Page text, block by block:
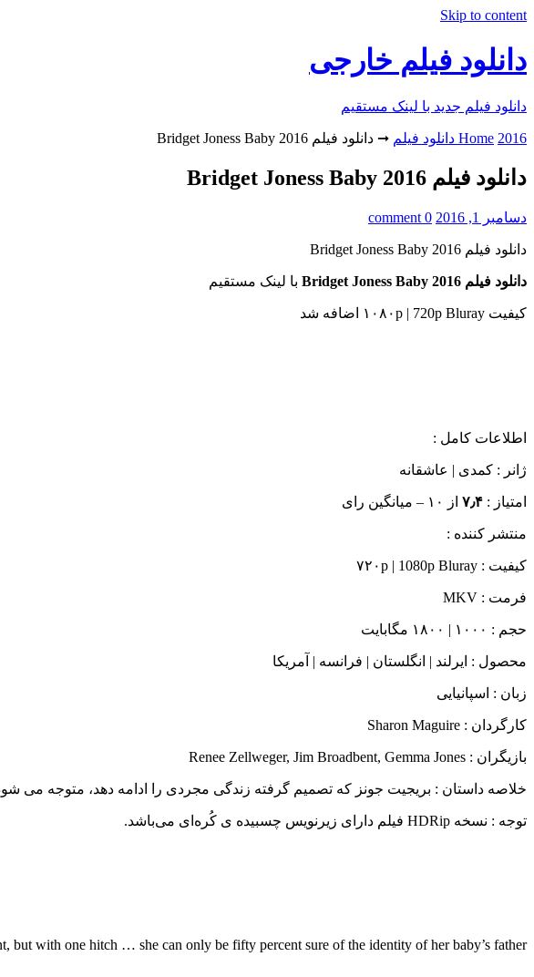
Skip to content
دانلود فیلم خارجی
دانلود فیلم جدید با لینک مستقیم
Home 2016 دانلود فیلم ➞ دانلود فیلم Bridget Joness Baby 2016
دانلود فیلم Bridget Joness Baby 2016
دسامبر 1, 2016 0 comment
دانلود فیلم Bridget Joness Baby 2016
دانلود فیلم Bridget Joness Baby 2016 با لینک مستقیم
کیفیت ۱۰۸۰p | 720p Bluray اضافه شد
اطلاعات کامل :
ژانر : کمدی | عاشقانه
امتياز : ۷٫۴ از ۱۰ – میانگین رای
منتشر کننده :
کیفیت : ۷۲۰p | 1080p Bluray
فرمت : MKV
حجم : ۱۰۰۰ | ۱۸۰۰ مگابایت
محصول : ایرلند | انگلستان | فرانسه | آمریکا
زبان : اسپانیایی
کارگردان : Sharon Maguire
بازيگران : Renee Zellweger, Jim Broadbent, Gemma Jones
خلاصه داستان : بریجیت جونز که تصمیم گرفته زندگی مجردی را ادامه دهد، متوجه
توجه : نسخه HDRip فیلم دارای زیرنویس چسبیده ی کُره‌ای می‌باشد.
but with one hitch … she can only be fifty percent sure of the identity of her baby’s father.